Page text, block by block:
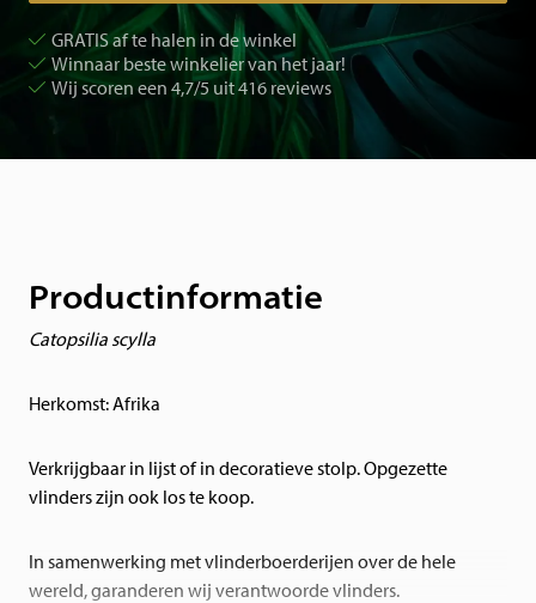
GRATIS af te halen in de winkel
Winnaar beste winkelier van het jaar!
Wij scoren een 4,7/5 uit 416 reviews
Productinformatie
Catopsilia scylla
Herkomst: Afrika
Verkrijgbaar in lijst of in decoratieve stolp. Opgezette
vlinders zijn ook los te koop.
In samenwerking met vlinderboerderijen over de hele
wereld, garanderen wij verantwoorde vlinders.